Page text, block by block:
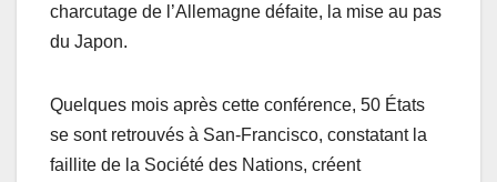
charcutage de l’Allemagne défaite, la mise au pas
du Japon.
Quelques mois après cette conférence, 50 États
se sont retrouvés à San-Francisco, constatant la
faillite de la Société des Nations, créent